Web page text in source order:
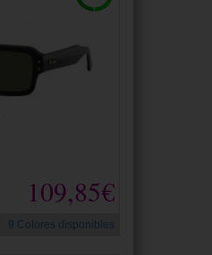
109,85€
9 Colores disponibles